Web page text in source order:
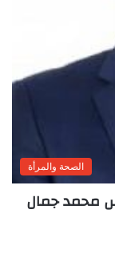
الصحة والمرأة
محمد جمال